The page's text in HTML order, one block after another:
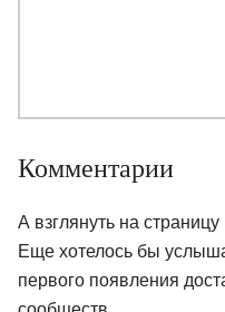
Комментарии
А взглянуть на
Еще хотелось бы
первого появления